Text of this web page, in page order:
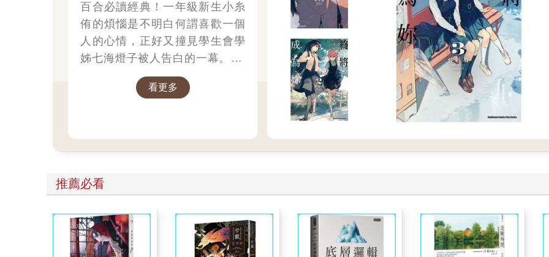
百合必讀經典！一年級新生小糸
侑的煩惱是不明白何謂喜歡一個
人的心情，正好又撞見學生會學
姊七海燈子被人告白的一幕。 燈
子坦言不管是誰來告白都無法讓
她心跳加快，對此深有同感的侑
看更多
推薦必看